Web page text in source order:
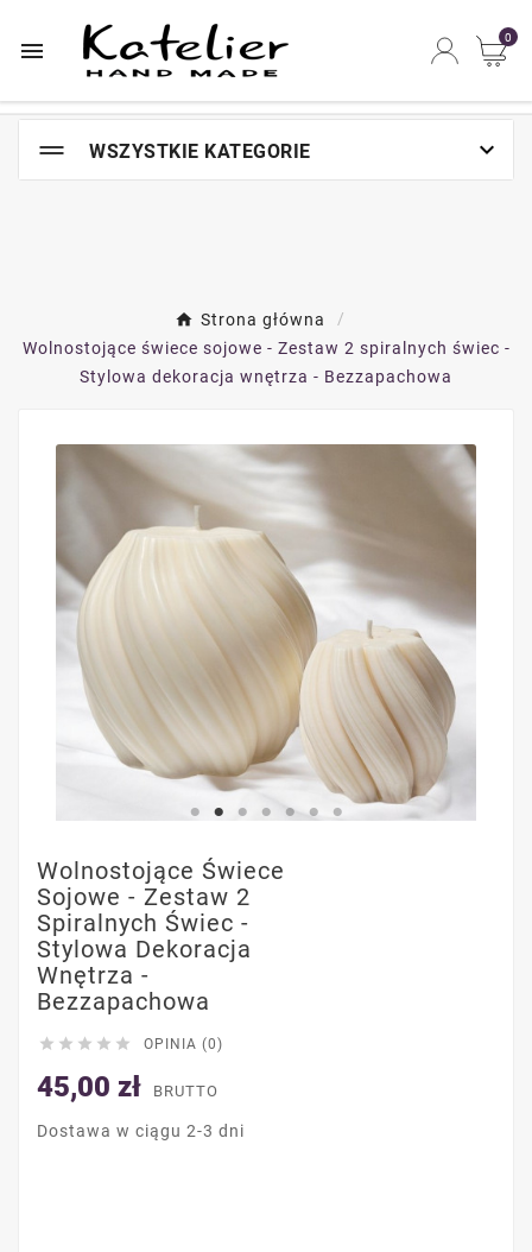
Najszybsze na świecie miejsce zakupów online
 0
WSZYSTKIE KATEGORIE 
Strona główna
Wolnostojące świece sojowe - Zestaw 2 spiralnych świec -
Stylowa dekoracja wnętrza - Bezzapachowa
Wolnostojące Świece
Sojowe - Zestaw 2
Spiralnych Świec -
Stylowa Dekoracja
Wnętrza -
Bezzapachowa
     OPINIA (0)
45,00 zł BRUTTO
Dostawa w ciągu 2-3 dni